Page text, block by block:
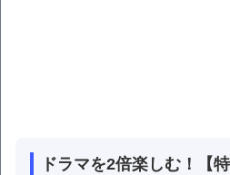
ドラマを2倍楽しむ！【